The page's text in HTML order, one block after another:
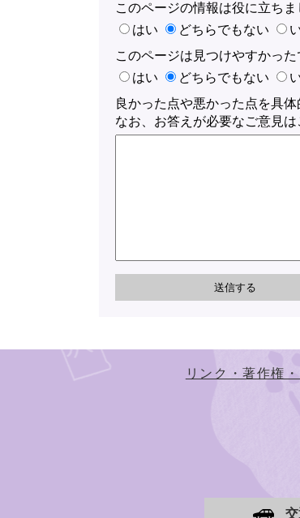
このページの情報は役に立ちま
はい
どちらでもない
このページは見つけやすかった
はい
どちらでもない
良かった点や悪かった点を具体
なお、お答えが必要なご意見
リンク・著作権